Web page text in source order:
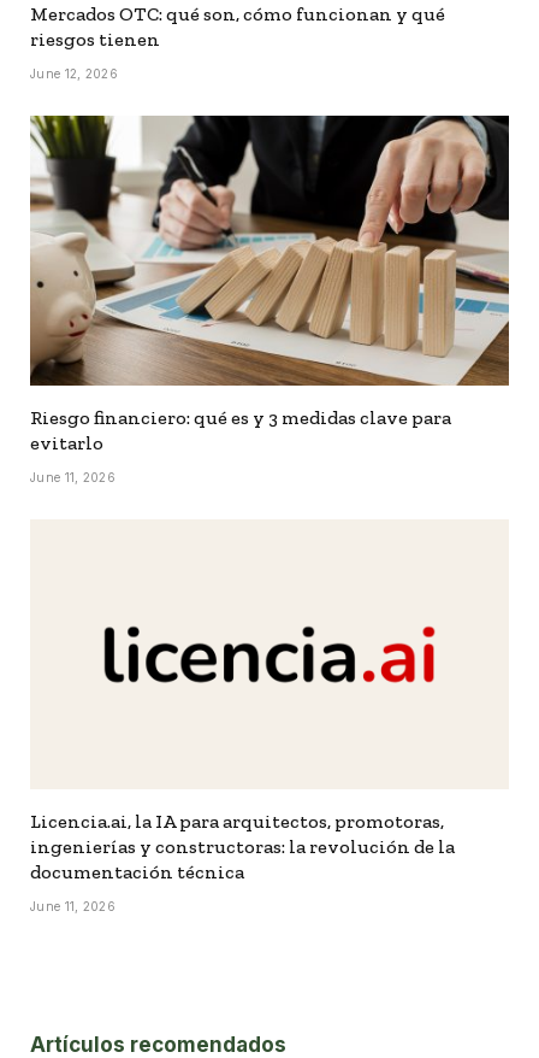
Mercados OTC: qué son, cómo funcionan y qué
riesgos tienen
June 12, 2026
Riesgo financiero: qué es y 3 medidas clave para
evitarlo
June 11, 2026
Licencia.ai, la IA para arquitectos, promotoras,
ingenierías y constructoras: la revolución de la
documentación técnica
June 11, 2026
Artículos recomendados